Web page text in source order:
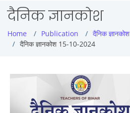
दैनिक ज्ञानकोश
Home Publication
दैनिक ज्ञानकोश
दैनिक ज्ञानकोश 15-10-2024